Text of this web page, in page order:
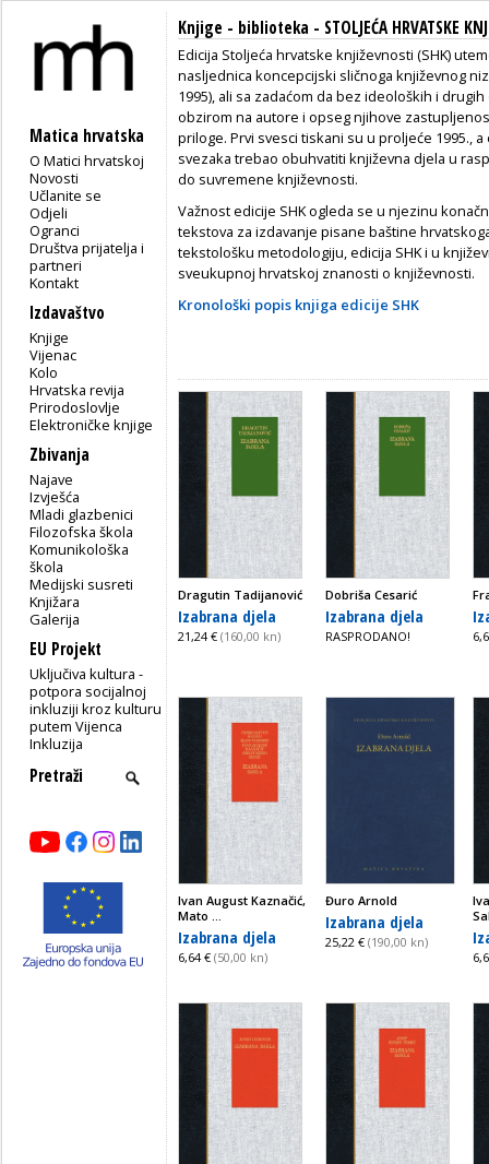
Matica hrvatska
O Matici hrvatskoj
Novosti
Učlanite se
Odjeli
Ogranci
Društva prijatelja i
partneri
Kontakt
Izdavaštvo
Knjige
Vijenac
Kolo
Hrvatska revija
Prirodoslovlje
Elektroničke knjige
Zbivanja
Najave
Izvješća
Mladi glazbenici
Filozofska škola
Komunikološka
škola
Medijski susreti
Knjižara
Galerija
EU Projekt
Uključiva kultura -
potpora socijalnoj
inkluziji kroz kulturu
putem Vijenca
Inkluzija
Knjige - biblioteka - STOLJEĆA HRVATSKE
Edicija Stoljeća hrvatske književnosti (SHK)
nasljednica koncepcijski sličnoga književnog
1995), ali sa zadaćom da bez ideoloških i
obzirom na autore i opseg njihove
priloge. Prvi svesci tiskani su u proljeće 1995.,
svezaka trebao obuhvatiti književna djela u
do suvremene književnosti.
Važnost edicije SHK ogleda se u njezinu
tekstova za izdavanje pisane baštine
tekstološku metodologiju, edicija SHK i u
sveukupnoj hrvatskoj znanosti o književnosti.
Kronološki popis knjiga edicije SHK
Dragutin Tadijanović
Izabrana djela
21,24 € (160,00 kn)
Dobriša Cesarić
Izabrana djela
RASPRODANO!
Ivan August Kaznačić,
Mato ...
Izabrana djela
6,64 € (50,00 kn)
Đuro Arnold
Izabrana djela
25,22 € (190,00 kn)